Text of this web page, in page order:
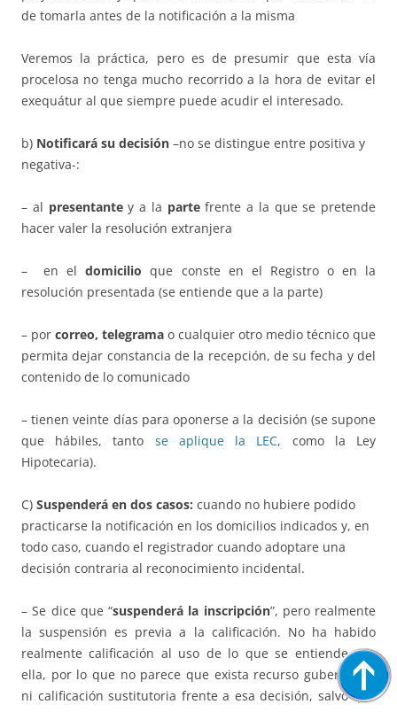
de tomarla antes de la notificación a la misma
Veremos la práctica, pero es de presumir que esta vía
procelosa no tenga mucho recorrido a la hora de evitar el
exequátur al que siempre puede acudir el interesado.
b) Notificará su decisión –no se distingue entre positiva y
negativa-:
– al presentantey a la partefrente a la que se pretende
hacer valer la resolución extranjera
– en eldomicilio que conste en el Registro o en la
resolución presentada (se entiende que a la parte)
– por correo, telegrama o cualquier otro medio técnico que
permita dejar constancia de la recepción, de su fecha y del
contenido de lo comunicado
– tienen veinte días para oponerse a la decisión (se supone
que hábiles, tanto se aplique la LEC, como la Ley
Hipotecaria).
C) Suspenderá en dos casos: cuando no hubiere podido
practicarse la notificación en los domicilios indicados y, en
todo caso, cuando el registrador cuando adoptare una
decisión contraria al reconocimiento incidental.
– Se dice que “suspenderá la inscripción”, pero realmente
la suspensión es previa a la calificación. No ha habido
realmente calificación al uso de lo que se entiende con
ella, por lo que no parece que exista recurso gubernativo
ni calificación sustitutoria frente a esa decisión, salvo que